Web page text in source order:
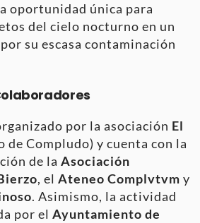
oportunidad única para
del cielo nocturno en un
su escasa contaminación
por la asociación El
de Compludo) y cuenta con la
de la Asociación
, el Ateneo Complvtvm y
. Asimismo, la actividad
por el Ayuntamiento de